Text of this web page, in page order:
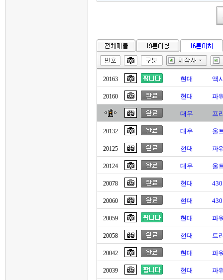
20163 현대 액
20160 현대 파
대우 프
20132 대우 울
20125 현대 파
20124 대우 울
20078 현대
20060 현대
20059 현대 파
20058 현대 트
20042 현대 파
20039 현대 파